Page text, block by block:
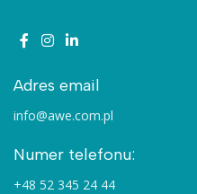
Adres email
info@awe.com.pl
Numer telefonu:
+48 52 345 24 44